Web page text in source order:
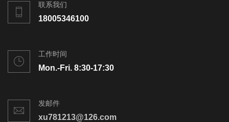
联系我们
18005346100
工作时间
Mon.-Fri. 8:30-17:30
发邮件
xu781213@126.com